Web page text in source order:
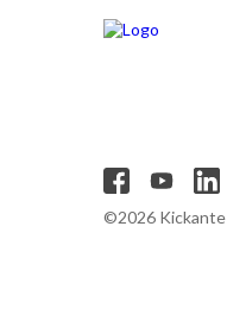
©2026 Kickante